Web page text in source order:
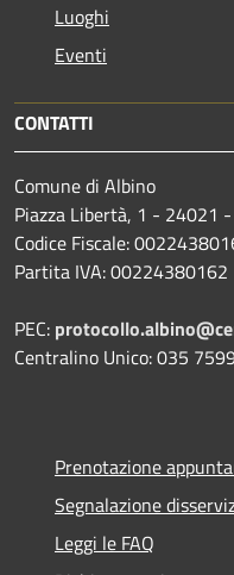
Luoghi
Eventi
CONTATTI
Comune di Albino
Piazza Libertà, 1 - 24021
Codice Fiscale:
Partita IVA: 00224380162
PEC:
Centralino Unico: 035
Prenotazione
Segnalazione
Leggi le FAQ